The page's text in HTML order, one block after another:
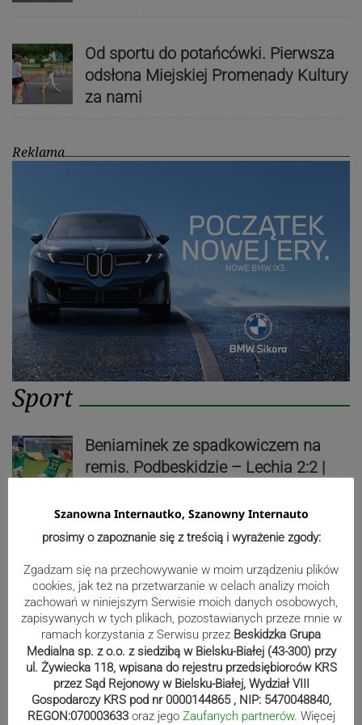
Od sportu do potańcówki. Pierwsza
odsłona Miejskiej Promenady Kultury
za nami
Reklama
Sport
Beniaminek ze spadkowiczem na
remis. Podbeskidzie – Lechia 2:2 |
Rekord – Stal 3:1 | ZDJĘCIA
Mistrzowie świata z MCK Żywiec!
ZDJĘCIA
Szanowna Internautko, Szanowny Internauto
prosimy o zapoznanie się z treścią i wyrażenie zgody:
Zgadzam się na przechowywanie w moim urządzeniu plików
cookies, jak też na przetwarzanie w celach analizy moich
zachowań w niniejszym Serwisie moich danych osobowych,
zapisywanych w tych plikach, pozostawianych przeze mnie w
ramach korzystania z Serwisu przez Beskidzka Grupa
Medialna sp. z o.o. z siedzibą w Bielsku-Białej (43-300) przy
ul. Żywiecka 118, wpisana do rejestru przedsiębiorców KRS
przez Sąd Rejonowy w Bielsku-Białej, Wydział VIII
Gospodarczy KRS pod nr 0000144865 , NIP: 5470048840,
REGON:070003633 oraz jego Zaufanych partnerów. Więcej